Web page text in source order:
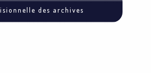
des archives